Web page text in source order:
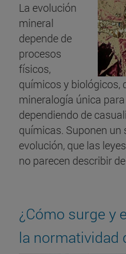
La evolución
mineral
depende de
procesos
físicos,
químicos y biológicos,
mineralogía única
dependiendo de
químicas. Suponen
evolución, que las
no parecen describir
¿Cómo surge y
la normatividad